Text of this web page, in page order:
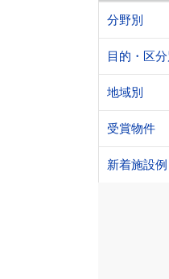
分野別
目的・区分
地域別
受賞物件
新着施設例